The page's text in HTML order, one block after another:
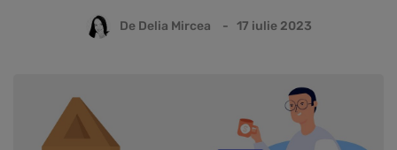
De Delia Mircea 17 iulie 2023